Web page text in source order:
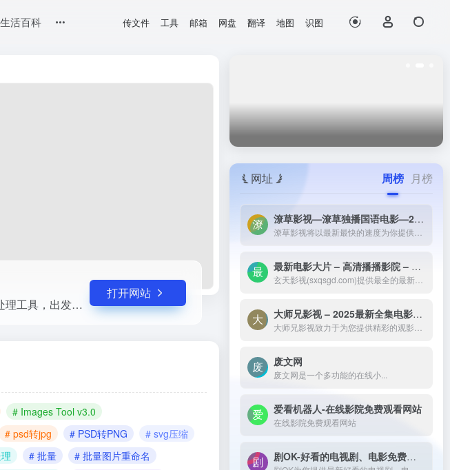
生活百科 传文件 工具 邮箱 网盘 翻译 地图 识图
Images Tool v3.0 是一款免费的 Web 在线批量图像处理工具，出发点是为了更方便的处理图片。因为就转换格式尺寸修改、批量加水印等等这种重复性的工作，它实在是太好用了。
打开网站
# Images Tool v3.0
# psd转jpg # PSD转PNG
# svg压缩
# 批量
# 批量图片重命名
尺寸修改、批量加水印等等这种重复性的工...
网址 周榜 月榜
潦草影视—潦草独播国语电影—2023最新国语大片—免费国语潦草电影网-潦草影视将以最新最快的速度为你提供：最新电影电视剧的介绍和高速观看地址，好看的电影电视剧在线观看尽在潦草影视，为了更好的服务您，我们正在努力做最好的电影电视剧网站！
最新电影大片 – 高清播播影院 – 最新好看的电视剧免费在线观看 _ 玄天影视-玄天影视(sxqsgd.com)提供最全的最新电影大片，最热电视剧，韩国电视剧、香港TVB电视剧、韩剧、日剧、美剧、综艺、动漫的在线观看，无需下载任何播放器即可在线免费观看，每天第一时间更新，欢迎影迷到玄天
大师兄影视 – 2025最新全集电影电视剧_高清短剧视频免费在线观看-大师兄影视致力于为您提供精彩的观影选择，包括热门电影、电视剧、短剧、最新综艺节目和经典动漫。我们实时更新影片，确保您能享受最新、最全面的在线电影免费观看，更多高清资源尽在大师兄影院网。
废文网
废文网是一个多功能的在线小...
爱看机器人-在线影院免费观看网站
在线影院免费观看网站
剧OK-好看的电视剧、电影免费在线播放